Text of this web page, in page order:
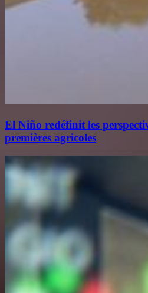
El Niño redéfinit les
premières agricoles